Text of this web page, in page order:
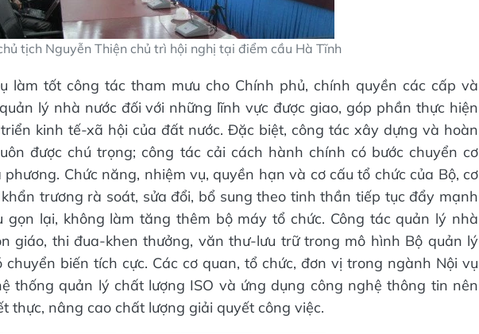
tịch Nguyễn Thiện chủ trì hội nghị tại điểm cầu Hà Tĩnh
làm tốt công tác tham mưu cho Chính phủ, chính quyền các cấp và
lý nhà nước đối với những lĩnh vực được giao, góp phần thực hiện
kinh tế-xã hội của đất nước. Đặc biệt, công tác xây dựng và hoàn
được chú trọng; công tác cải cách hành chính có bước chuyển cơ
Chức năng, nhiệm vụ, quyền hạn và cơ cấu tổ chức của Bộ, cơ
trương rà soát, sửa đổi, bổ sung theo tinh thần tiếp tục đẩy mạnh
gọn lại, không làm tăng thêm bộ máy tổ chức. Công tác quản lý nhà
giáo, thi đua-khen thưởng, văn thư-lưu trữ trong mô hình Bộ quản lý
biến tích cực. Các cơ quan, tổ chức, đơn vị trong ngành Nội vụ
thống quản lý chất lượng ISO và ứng dụng công nghệ thông tin nên
thực, nâng cao chất lượng giải quyết công việc.